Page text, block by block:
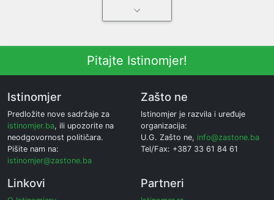
Pitajte Istinomjer!
Istinomjer
Predložite nove sadržaje za
istinomjer.ba, ili upozorite na
neodgovornost političara.
Pišite nam na:
istinomjer@zastone.ba
Zašto ne
Istinomjer je razvila i uređuje
organizacija:
U.G. Zašto ne, info@zastone.ba
Tel/Fax: +387 33 61 84 61
Linkovi Partneri